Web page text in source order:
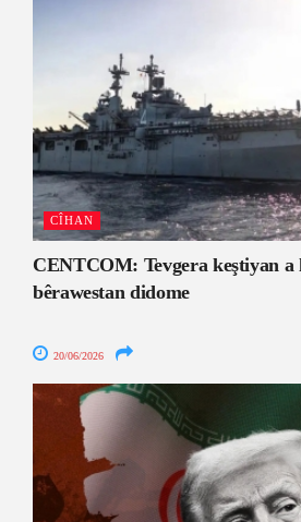
CÎHAN
CENTCOM: Tevgera keştiyan
bêrawestan didome
20/06/2026